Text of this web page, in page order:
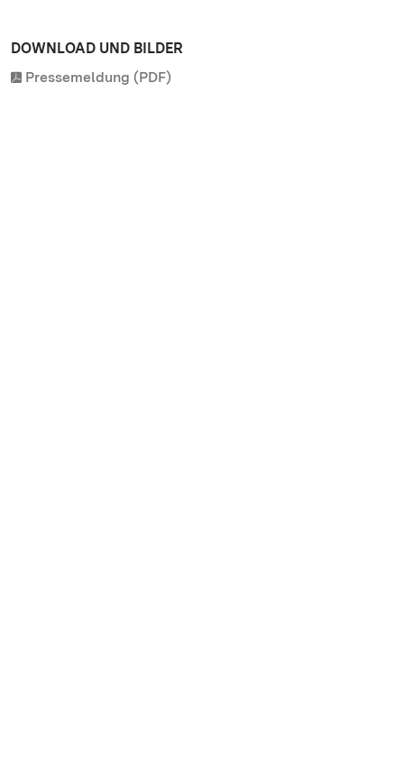
DOWNLOAD UND BILDER
Pressemeldung (PDF)